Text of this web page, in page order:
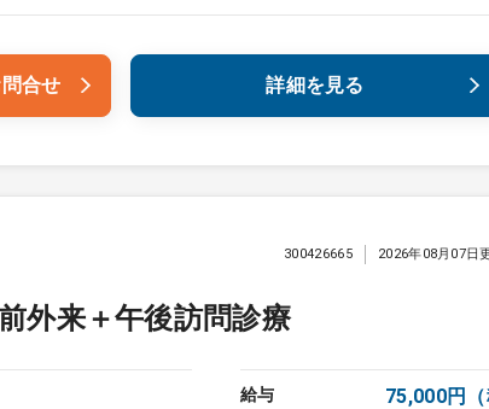
合せ 詳細を見る
外来＋午後訪問診療
300426665 2026年08月07日
給与 75,000円（